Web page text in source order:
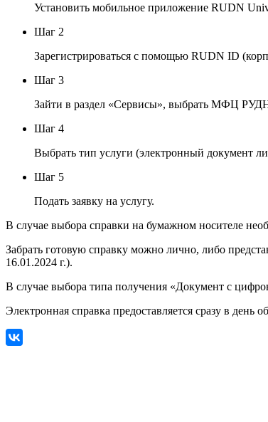
Установить мобильное приложение RUDN
Шаг 2
Зарегистрироваться с помощью RUDN ID
Шаг 3
Зайти в раздел «Сервисы», выбрать МФЦ
Шаг 4
Выбрать тип услуги (электронный документ
Шаг 5
Подать заявку на услугу.
В случае выбора справки на бумажном носителе
Забрать готовую справку можно лично, либо
16.01.2024 г.).
В случае выбора типа получения «Документ с
Электронная справка предоставляется сразу в день